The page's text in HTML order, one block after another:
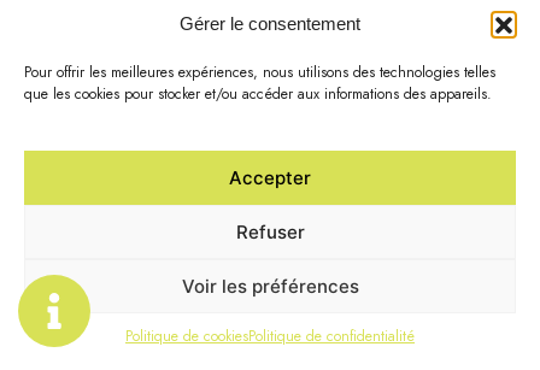
Gérer le consentement
Pour offrir les meilleures expériences, nous utilisons des technologies telles
que les cookies pour stocker et/ou accéder aux informations des appareils.
Accepter
Refuser
Voir les préférences
Politique de cookiesPolitique de confidentialité
Accueil
Mentions légales
Politique de confidentialité